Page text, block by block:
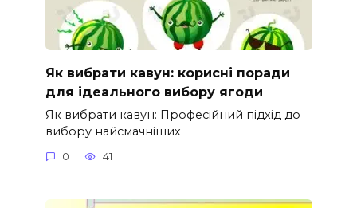
Як вибрати кавун: корисні поради
для ідеального вибору ягоди
Як вибрати кавун: Професійний підхід до
вибору найсмачніших
0 41